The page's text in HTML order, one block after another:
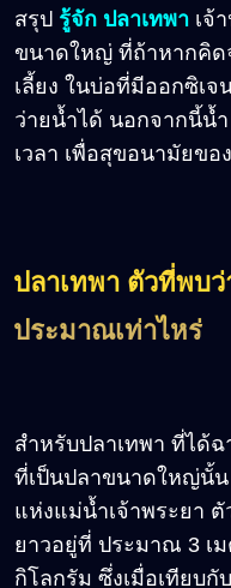
สรุป รู้จัก ปลาเทพา เจ้
ขนาดใหญ่ ที่ถ้าหากคิด
เลี้ยง ในบ่อที่มีออกซิเ
ว่ายน้ำได้ นอกจากนี้น้
เวลา เพื่อสุขอนามัยข
ปลาเทพา ตัวที่พบ
ประมาณเท่าไหร่
สำหรับปลาเทพา ที่ได้ฉ
ที่เป็นปลาขนาดใหญ่นั้น
แห่งแม่น้ำเจ้าพระยา
ยาวอยู่ที่ ประมาณ 3 เ
กิโลกรัม ซึ่งเมื่อเทียบกั